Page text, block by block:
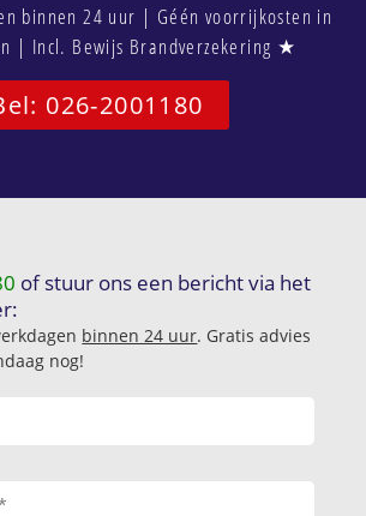
binnen 24 uur | Géén voorrijkosten in
| Incl. Bewijs Brandverzekering ★
026-2001180
of stuur ons een bericht via het
binnen 24 uur. Gratis advies
nog!